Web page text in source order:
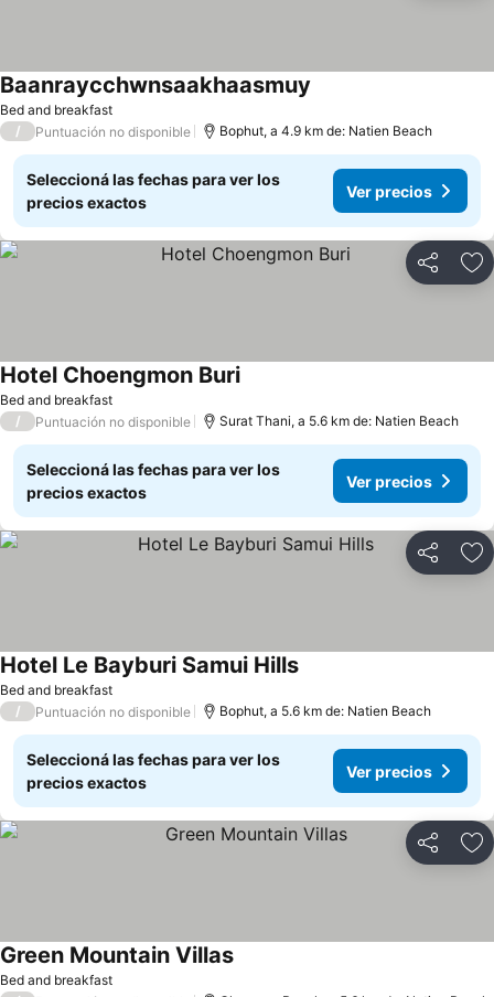
Bed and breakfast
Baanraycchwnsaakhaasmuy
/ Puntuación no disponible Bophut, a 4.9 km de: Natien Beach
Seleccioná las fechas para ver los
precios exactos
Ver precios
Compartir
Bed and breakfast
Hotel Choengmon Buri
/ Puntuación no disponible Surat Thani, a 5.6 km de: Natien Beach
Seleccioná las fechas para ver los
precios exactos
Ver precios
Compartir
Bed and breakfast
Hotel Le Bayburi Samui Hills
/ Puntuación no disponible Bophut, a 5.6 km de: Natien Beach
Seleccioná las fechas para ver los
precios exactos
Ver precios
Compartir
Bed and breakfast
Green Mountain Villas